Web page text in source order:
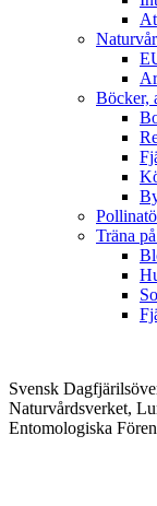
Böcker,
Träna
Svensk
Naturvårdsverket,
Entomologiska